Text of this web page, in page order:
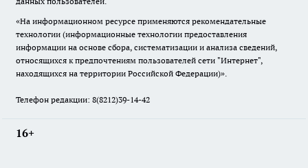
«На информационном ресурсе применяются рекомендательные
технологии (информационные технологии предоставления
информации на основе сбора, систематизации и анализа сведений,
относящихся к предпочтениям пользователей сети "Интернет",
находящихся на территории Российской Федерации)».
Телефон редакции: 8(8212)39-14-42
16+